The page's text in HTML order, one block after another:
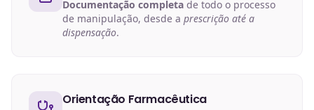
Documentação completa de todo o processo
de manipulação, desde a prescrição até a
dispensação.
Orientação Farmacêutica